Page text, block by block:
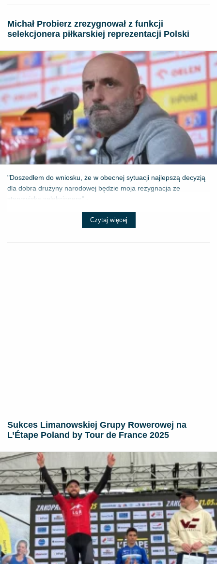
Michał Probierz zrezygnował z funkcji
selekcjonera piłkarskiej reprezentacji Polski
"Doszedłem do wniosku, że w obecnej sytuacji najlepszą decyzją
dla dobra drużyny narodowej będzie moja rezygnacja ze
stanowiska selekcjonera" - ...
Czytaj więcej
Sukces Limanowskiej Grupy Rowerowej na
L’Étape Poland by Tour de France 2025